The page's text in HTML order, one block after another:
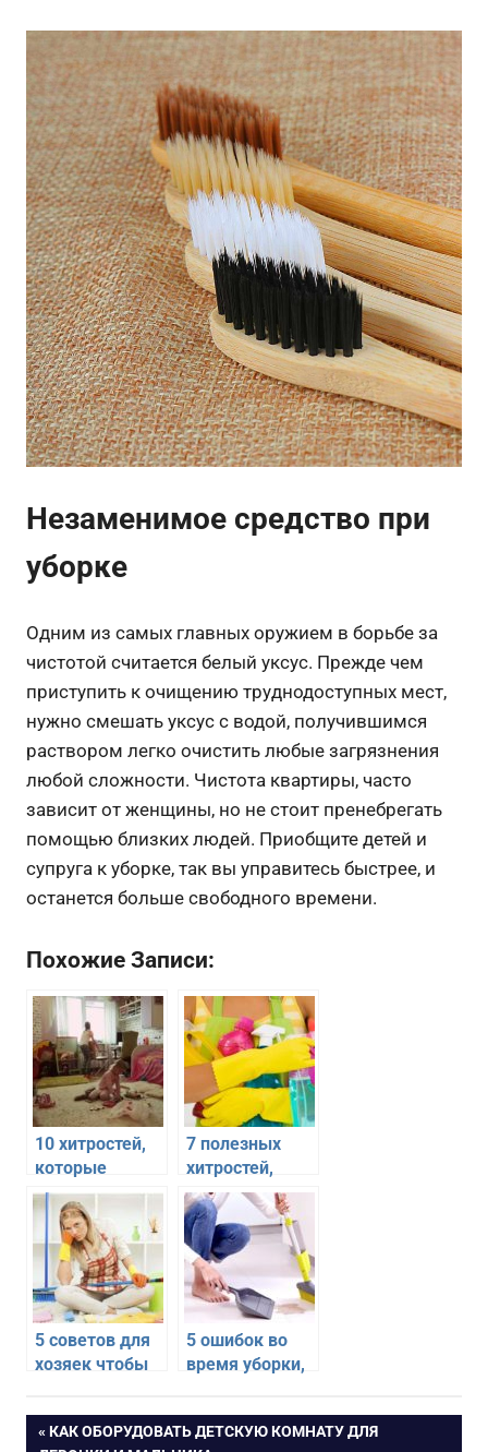
Незаменимое средство при
уборке
Одним из самых главных оружием в борьбе за
чистотой считается белый уксус. Прежде чем
приступить к очищению труднодоступных мест,
нужно смешать уксус с водой, получившимся
раствором легко очистить любые загрязнения
любой сложности. Чистота квартиры, часто
зависит от женщины, но не стоит пренебрегать
помощью близких людей. Приобщите детей и
супруга к уборке, так вы управитесь быстрее, и
останется больше свободного времени.
Похожие Записи:
10 хитростей,
которые
помогут
сделать уборку
проще и
быстрее
7 полезных
хитростей,
упрощающих
уборку дома
5 советов для
хозяек чтобы
занимала
много времени
5 ошибок во
время уборки,
отнимают
много времени
Навигация
ПРЕДЫДУЩАЯ
КАК ОБОРУДОВАТЬ ДЕТСКУЮ КОМНАТУ ДЛЯ